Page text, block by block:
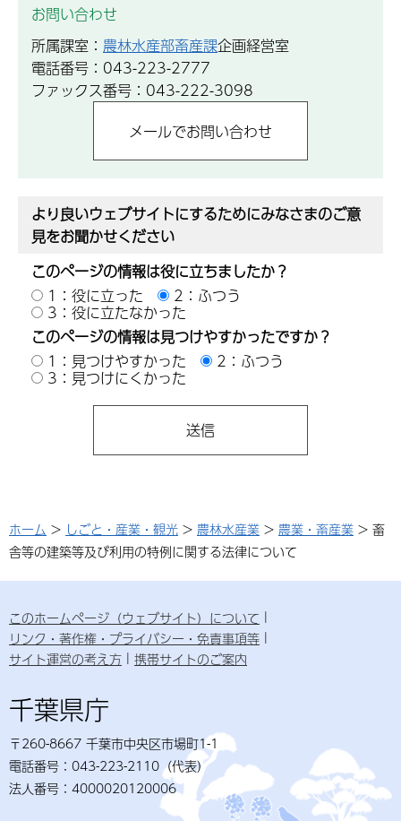
お問い合わせ
所属課室： 農林水産部畜産課企画経営室
電話番号：043-223-2777
ファックス番号：043-222-3098
より良いウェブサイトにするためにみなさまのご意
見をお聞かせください
このページの情報は役に立ちましたか？
1：役に立った
2：ふつう
3：役に立たなかった
このページの情報は見つけやすかったですか？
1：見つけやすかった
2：ふつう
3：見つけにくかった
ホーム > しごと・産業・観光 > 農林水産業 > 農業・畜産業 > 畜
舎等の建築等及び利用の特例に関する法律について
このホームページ（ウェブサイト）について
リンク・著作権・プライバシー・免責事項等
サイト運営の考え方
携帯サイトのご案内
千葉県庁
〒260-8667 千葉市中央区市場町1-1
電話番号：043-223-2110（代表）
法人番号：4000020120006